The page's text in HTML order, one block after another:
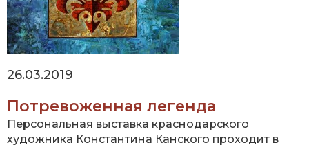
26.03.2019
Потревоженная легенда
Персональная выставка краснодарского
художника Константина Канского проходит в